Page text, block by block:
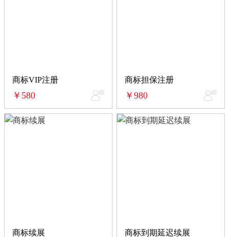
商标VIP注册
￥580
商标担保注册
￥980
商标续展 商标到期延迟续展